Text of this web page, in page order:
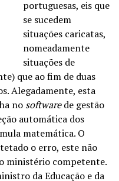
portuguesas, eis que
se sucedem
situações caricatas,
nomeadamente
situações de
que ao fim de duas
Alegadamente, esta
no softwarede gestão
automática dos
matemática. O
o erro, este não
ministério competente.
da Educação e da